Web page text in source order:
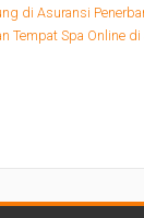
di Asuransi
Tempat Spa Online di